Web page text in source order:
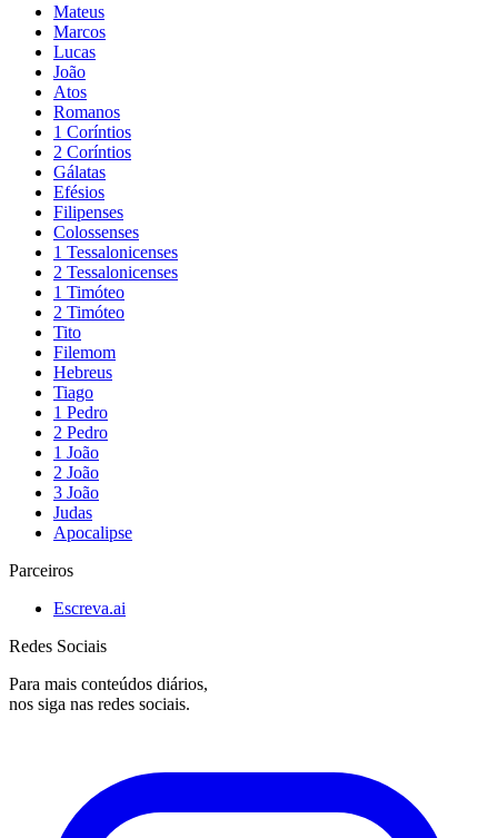
Mateus
Marcos
Lucas
João
Atos
Romanos
1 Coríntios
2 Coríntios
Gálatas
Efésios
Filipenses
Colossenses
1 Tessalonicenses
2 Tessalonicenses
1 Timóteo
2 Timóteo
Tito
Filemom
Hebreus
Tiago
1 Pedro
2 Pedro
1 João
2 João
3 João
Judas
Apocalipse
Parceiros
Escreva.ai
Redes Sociais
Para mais conteúdos diários,
nos siga nas redes sociais.